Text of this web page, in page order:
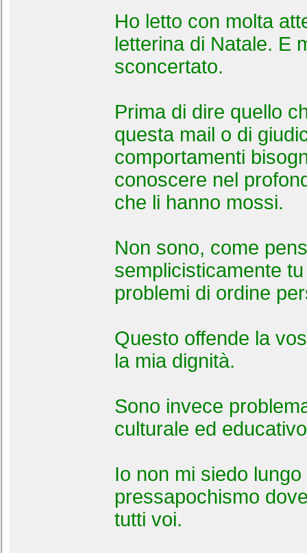
Ho letto con molta
letterina di Natale. E
sconcertato.
Prima di dire quello
questa mail o di
comportamenti
conoscere nel
che li hanno mossi.
Non sono, come
semplicisticamente
problemi di ordine
Questo offende la
la mia dignità.
Sono invece
culturale ed
Io non mi siedo
pressapochismo
tutti voi.